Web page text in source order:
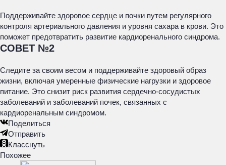
Поддерживайте здоровое сердце и почки путем регулярного
контроля артериального давления и уровня сахара в крови. Это
поможет предотвратить развитие кардиоренального синдрома.
СОВЕТ №2
Следите за своим весом и поддерживайте здоровый образ
жизни, включая умеренные физические нагрузки и здоровое
питание. Это снизит риск развития сердечно-сосудистых
заболеваний и заболеваний почек, связанных с
кардиоренальным синдромом.
Поделиться
Отправить
Класснуть
Похожее